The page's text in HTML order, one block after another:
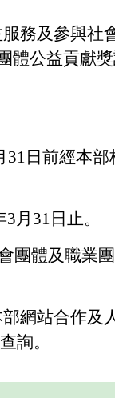
務及參與
體公益貢獻
31日前經本
月31日止。
團體及職業
網站合作及
詢。